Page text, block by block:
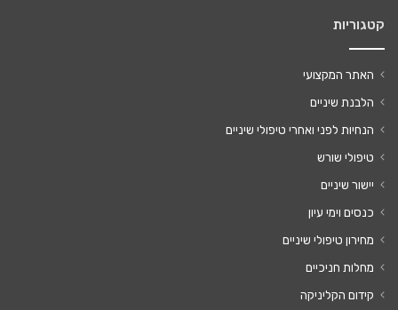
קטגוריות
האתר המקצועי
הלבנת שיניים
הנחיות לפני ואחרי טיפולי שיניים
טיפולי שורש
יישור שיניים
כנסים וימי עיון
מחירון טיפולי שיניים
מחלות חניכיים
קידום הקליניקה